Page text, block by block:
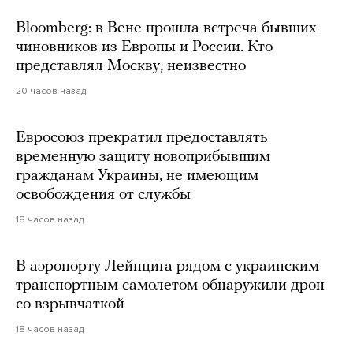
Bloomberg: в Вене прошла встреча бывших
чиновников из Европы и России. Кто
представлял Москву, неизвестно
20 часов назад
Евросоюз прекратил предоставлять
временную защиту новоприбывшим
гражданам Украины, не имеющим
освобождения от службы
18 часов назад
В аэропорту Лейпцига рядом с украинским
транспортным самолетом обнаружили дрон
со взрывчаткой
18 часов назад